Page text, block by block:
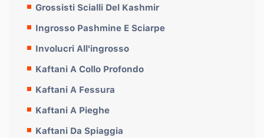
Grossisti Scialli Del Kashmir
Ingrosso Pashmine E Sciarpe
Involucri All'ingrosso
Kaftani A Collo Profondo
Kaftani A Fessura
Kaftani A Pieghe
Kaftani Da Spiaggia